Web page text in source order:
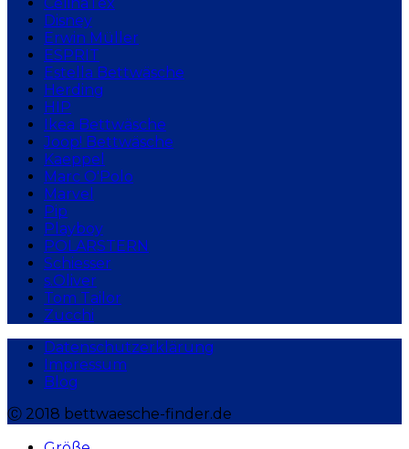
Disney
Erwin Müller
ESPRIT
Estella Bettwäsche
Herding
HIP
Ikea Bettwäsche
Joop! Bettwäsche
Kaeppel
Marc O'Polo
Marvel
Pip
Playboy
POLARSTERN
Schiesser
s.Oliver
Tom Tailor
Zucchi
Datenschutzerklärung
Impressum
Blog
Ⓒ 2018 bettwaesche-finder.de